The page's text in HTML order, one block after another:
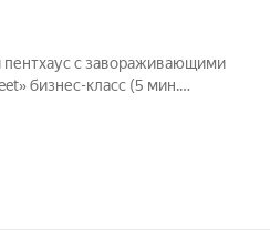
с завораживающими
бизнес-класс (5 мин.
кухня-гостиная. -